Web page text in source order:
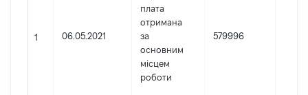
1 06.05.2021
плата
отримана
за
основним
місцем
роботи
579996